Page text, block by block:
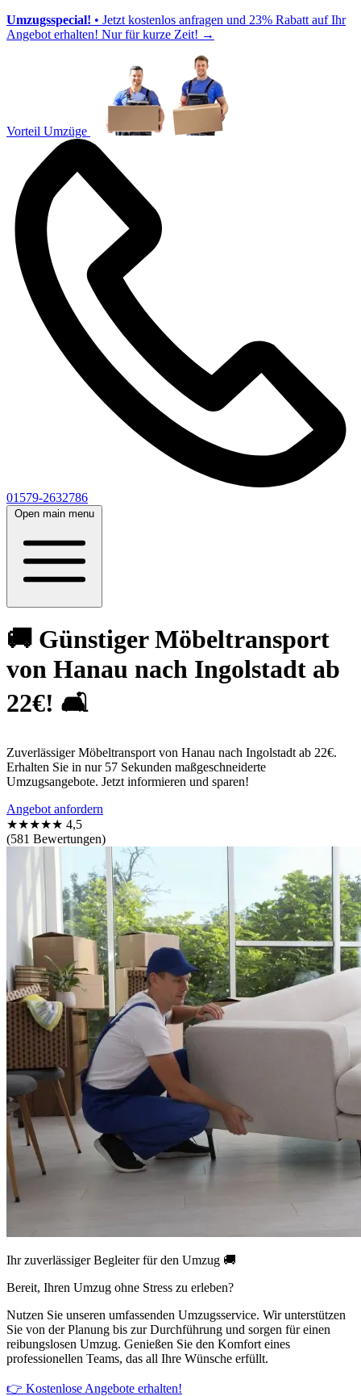
Umzugsspecial! • Jetzt kostenlos anfragen und 23% Rabatt auf Ihr
Angebot erhalten! Nur für kurze Zeit! →
Vorteil Umzüge
01579-2632786
Open main menu
🚚 Günstiger Möbeltransport
von Hanau nach Ingolstadt ab
22€! 🛋️
Zuverlässiger Möbeltransport von Hanau nach Ingolstadt ab 22€.
Erhalten Sie in nur 57 Sekunden maßgeschneiderte
Umzugsangebote. Jetzt informieren und sparen!
Angebot anfordern
★★★★★ 4,5
(581 Bewertungen)
Ihr zuverlässiger Begleiter für den Umzug 🚚
Bereit, Ihren Umzug ohne Stress zu erleben?
Nutzen Sie unseren umfassenden Umzugsservice. Wir unterstützen
Sie von der Planung bis zur Durchführung und sorgen für einen
reibungslosen Umzug. Genießen Sie den Komfort eines
professionellen Teams, das all Ihre Wünsche erfüllt.
👉 Kostenlose Angebote erhalten!